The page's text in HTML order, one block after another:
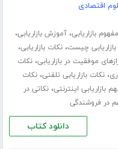
اقتصادی
مفهوم بازاریابی،آموزش بازاریابی،
بازاریابی چیست،نکات بازاریابی،
موفقیت در بازاریابی،نکات
،نکات بازاریابی تلفنی،نکات
بازاریابی اینترنتی،نکاتی در
در فروشندگی
دانلود کتاب